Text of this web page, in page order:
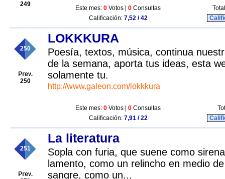
249
Este mes: 0 Votos | 0 Consultas
Calificación: 7,52 / 42
250
250
LOKKKURA
Poesía, textos, música, continua
de la semana, aporta tus ideas, esta
solamente tu.
http://www.galeon.com/lokkkura
Este mes: 0 Votos | 0 Consultas
Calificación: 7,91 / 22
251
La literatura
Sopla con furia, que suene como
lamento, como un relincho en medio
sangre, como un...